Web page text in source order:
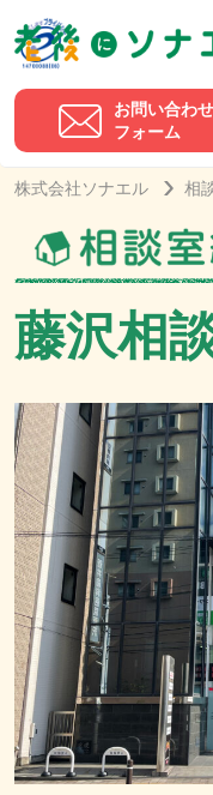
お問い合わせ
フォーム
株式会社ソナエル 相
藤沢相